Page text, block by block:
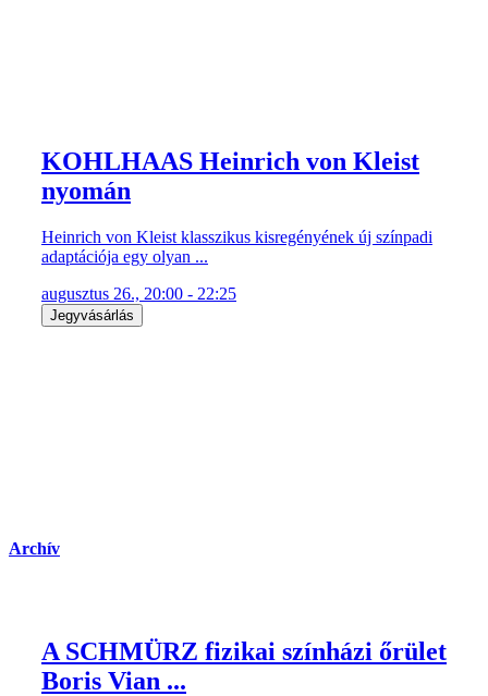
KOHLHAAS Heinrich von Kleist
nyomán
Heinrich von Kleist klasszikus kisregényének új színpadi
adaptációja egy olyan ...
augusztus 26., 20:00 - 22:25
Jegyvásárlás
Archív
A SCHMÜRZ fizikai színházi őrület
Boris Vian ...